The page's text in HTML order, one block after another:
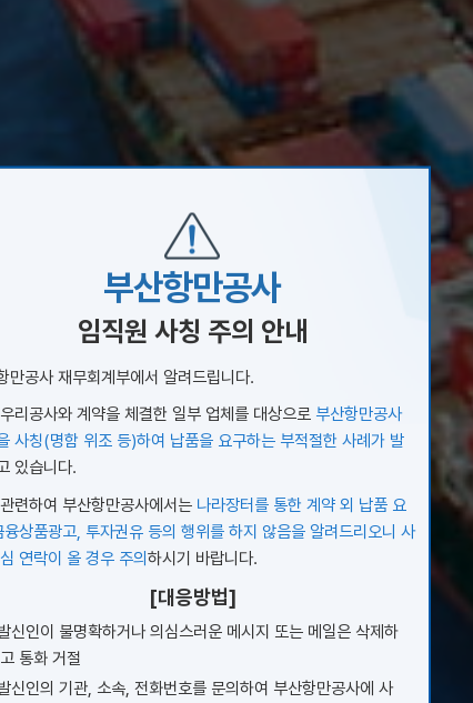
부산항만공사
임직원 사칭 주의 안내
만공사 재무회계부에서 알려드립니다.
리공사와 계약을 체결한 일부 업체를 대상으로 부산항만공사
사칭(명함 위조 등)하여 납품을 요구하는 부적절한 사례가 발
있습니다.
련하여 부산항만공사에서는 나라장터를 통한 계약 외 납품 요
융상품광고, 투자권유 등의 행위를 하지 않음을 알려드리오니 사
연락이 올 경우 주의하시기 바랍니다.
[대응방법]
신인이 불명확하거나 의심스러운 메시지 또는 메일은 삭제하
고 통화 거절
신인의 기관, 소속, 전화번호를 문의하여 부산항만공사에 사
Asia
위상을 정립합니다.